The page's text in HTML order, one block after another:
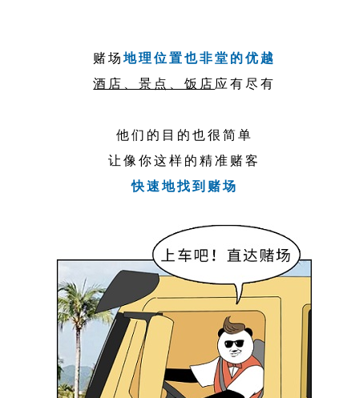
赌场地理位置也非堂的优越
酒店、景点、饭店应有尽有
他们的目的也很简单
让像你这样的精准赌客
快速地找到赌场